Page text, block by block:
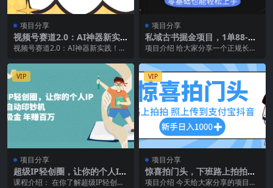
项目分享
视频号赛道2.0：AI神器新实
践！另辟蹊径！五分钟一条作
视频号赛道2.0：AI神器新实践！另
高手，轻松达到...
项目分享
私域古书掘金项目，1单88-18
8，单日最高收益1194
项目介绍 给大家分享一个正规长期
金，1单88-198...
VIP
项目分享
超级IP轻创圈，让你的个人I
P，成为自动印钞机
课程介绍： 在你了解超级IP轻创圈
VIP
项目分享
惊喜拍门头，下班路上拍拍照
片，上传到支付宝和抖音新手
项目介绍 今天给大家分享的项目是